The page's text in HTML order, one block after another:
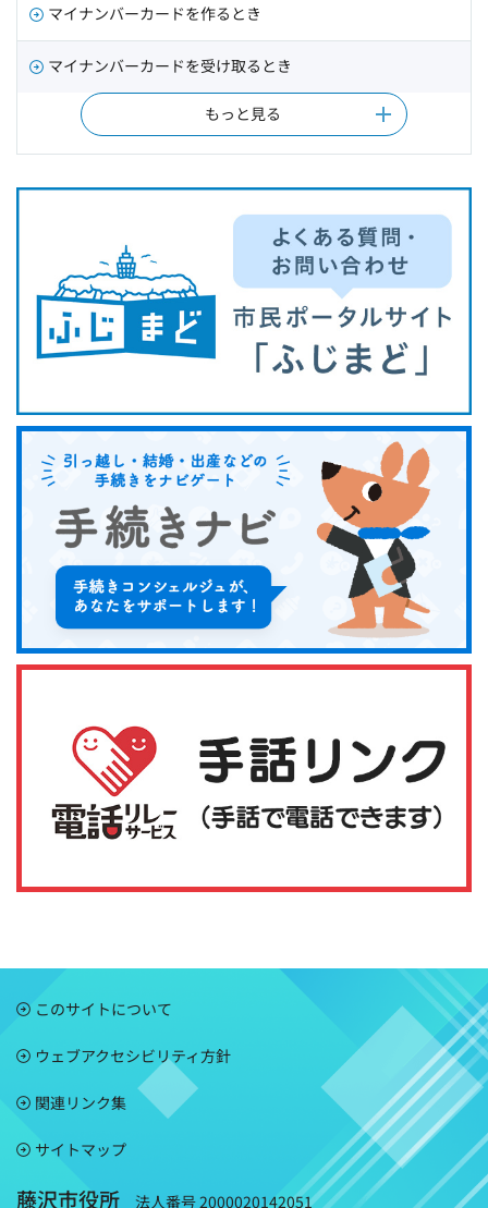
マイナンバーカードを作るとき
マイナンバーカードを受け取るとき
もっと見る
このサイトについて
ウェブアクセシビリティ方針
関連リンク集
サイトマップ
藤沢市役所 法人番号 2000020142051